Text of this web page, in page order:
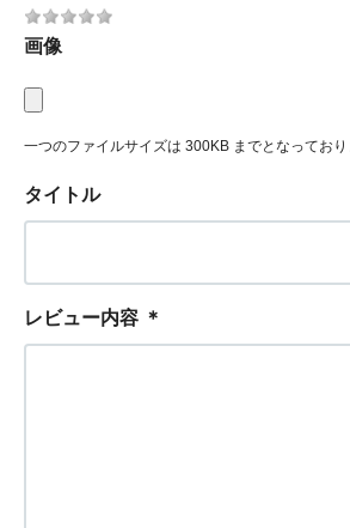
画像
一つのファイルサイズは 300KB までとなっており
タイトル
レビュー内容 ＊